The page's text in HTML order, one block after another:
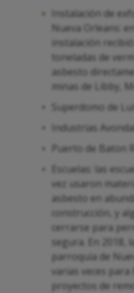
Instalación de
Nueva Orleans:
instalación recibió
toneladas de
asbesto
minas de Libby,
Superdomo de
Industrias
Puerto de Baton
Escuelas: las
vez usaron
asbesto en
construcción, y
cerrarse para
segura. En 2018,
parroquia de
varias veces para
proyectos de